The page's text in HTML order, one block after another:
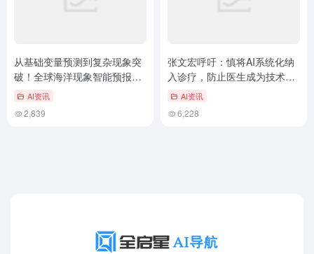
从基础变量预测到复杂现象突
破！全球海洋现象智能预报大
模型“琅琊”2.0正式发布
AI资讯
2,839
张文宏呼吁：慎将AI系统化纳
入诊疗，防止医生成为技术的
盲目追随者
AI资讯
6,228